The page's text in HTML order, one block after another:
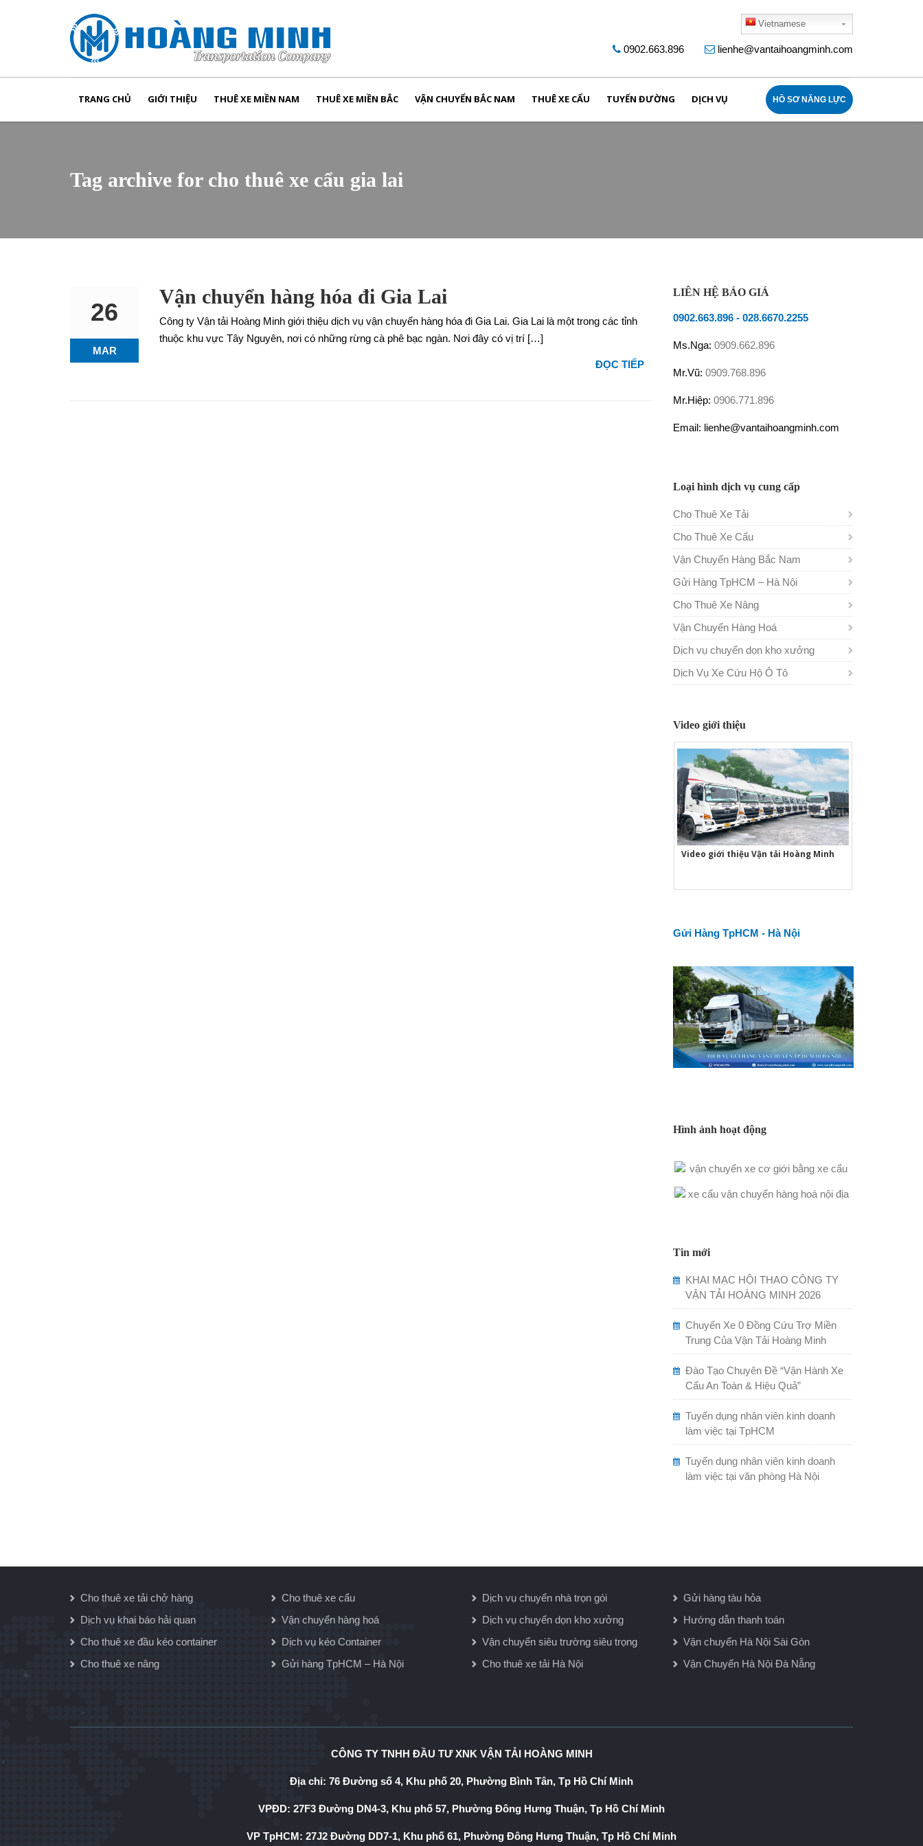
Vietnamese
0902.663.896 lienhe@vantaihoangminh.com
TRANG CHỦ GIỚI THIỆU THUÊ XE MIỀN NAM THUÊ XE MIỀN BẮC VẬN CHUYỂN BẮC NAM THUÊ XE CẨU TUYẾN ĐƯỜNG DỊCH VỤ HỒ SƠ NĂNG LỰC
Tag archive for cho thuê xe cẩu gia lai
26
MAR
Vận chuyển hàng hóa đi Gia Lai
Công ty Vận tải Hoàng Minh giới thiệu dịch vụ vận chuyển hàng hóa đi Gia Lai. Gia Lai là một trong các tỉnh
thuộc khu vực Tây Nguyên, nơi có những rừng cà phê bạc ngàn. Nơi đây có vị trí […]
ĐỌC TIẾP
LIÊN HỆ BÁO GIÁ
0902.663.896- 028.6670.2255
Ms.Nga: 0909.662.896
Mr.Vũ: 0909.768.896
Mr.Hiệp: 0906.771.896
Email: lienhe@vantaihoangminh.com
Loại hình dịch vụ cung cấp
Cho Thuê Xe Tải
Cho Thuê Xe Cẩu
Vận Chuyển Hàng Bắc Nam
Gửi Hàng TpHCM – Hà Nội
Cho Thuê Xe Nâng
Vận Chuyển Hàng Hoá
Dịch vụ chuyển dọn kho xưởng
Dịch Vụ Xe Cứu Hộ Ô Tô
Video giới thiệu
Video giới thiệu Vận tải Hoàng Minh
Gửi Hàng TpHCM - Hà Nội
Hình ảnh hoạt động
Tin mới
KHAI MẠC HỘI THAO CÔNG TY
VẬN TẢI HOÀNG MINH 2026
Chuyến Xe 0 Đồng Cứu Trợ Miền
Trung Của Vận Tải Hoàng Minh
Đào Tạo Chuyên Đề “Vận Hành Xe
Cẩu An Toàn & Hiệu Quả”
Tuyển dụng nhân viên kinh doanh
làm việc tại TpHCM
Tuyển dụng nhân viên kinh doanh
làm việc tại văn phòng Hà Nội
Cho thuê xe tải chở hàng
Dịch vụ khai báo hải quan
Cho thuê xe đầu kéo container
Cho thuê xe nâng
Cho thuê xe cẩu
Vận chuyển hàng hoá
Dịch vụ kéo Container
Gửi hàng TpHCM – Hà Nội
Dịch vụ chuyển nhà trọn gói
Dịch vụ chuyển dọn kho xưởng
Vận chuyển siêu trường siêu trọng
Cho thuê xe tải Hà Nội
Gửi hàng tàu hỏa
Hướng dẫn thanh toán
Vận chuyển Hà Nội Sài Gòn
Vận Chuyển Hà Nội Đà Nẵng
CÔNG TY TNHH ĐẦU TƯ XNK VẬN TẢI HOÀNG MINH
Địa chỉ: 76 Đường số 4, Khu phố 20, Phường Bình Tân, Tp Hồ Chí Minh
VPĐD: 27F3 Đường DN4-3, Khu phố 57, Phường Đông Hưng Thuận, Tp Hồ Chí Minh
VP TpHCM: 27J2 Đường DD7-1, Khu phố 61, Phường Đông Hưng Thuận, Tp Hồ Chí Minh